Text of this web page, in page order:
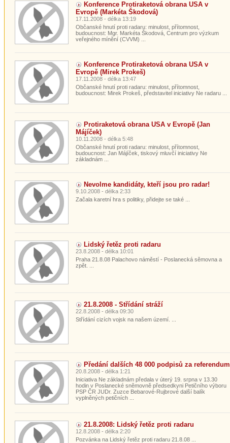
Konference Protiraketová obrana USA v
Evropě (Markéta Škodová)
17.11.2008 - délka 13:19
Občanské hnutí proti radaru: minulost, přítomnost,
budoucnost: Mgr. Markéta Škodová, Centrum pro výzkum
veřejného mínění (CVVM) ...
Konference Protiraketová obrana USA v
Evropě (Mirek Prokeš)
17.11.2008 - délka 13:47
Občanské hnutí proti radaru: minulost, přítomnost,
budoucnost: Mirek Prokeš, představitel iniciativy Ne radaru ...
Protiraketová obrana USA v Evropě (Jan
Májíček)
10.11.2008 - délka 5:48
Občanské hnutí proti radaru: minulost, přítomnost,
budoucnost: Jan Májíček, tiskový mluvčí iniciativy Ne
základnám ...
Nevolme kandidáty, kteří jsou pro radar!
9.10.2008 - délka 2:33
Začala karetní hra s politiky, přidejte se také ...
Lidský řetěz proti radaru
23.8.2008 - délka 10:01
Praha 21.8.08 Palachovo náměstí - Poslanecká sěmovna a
zpět. ...
21.8.2008 - Střídání stráží
22.8.2008 - délka 09:30
Střídání cizích vojsk na našem území. ...
Předání dalších 48 000 podpisů za referendum
20.8.2008 - délka 1:21
Iniciativa Ne základnám předala v úterý 19. srpna v 13.30
hodin v Poslanecké sněmovně předsedkyni Petičního výboru
PSP ČR JUDr. Zuzce Bebarové-Rujbrové další balík
vyplněných petičních ...
21.8.2008: Lidský řetěz proti radaru
12.8.2008 - délka 2:20
Pozvánka na Lidský řetěz proti radaru 21.8.08 ...